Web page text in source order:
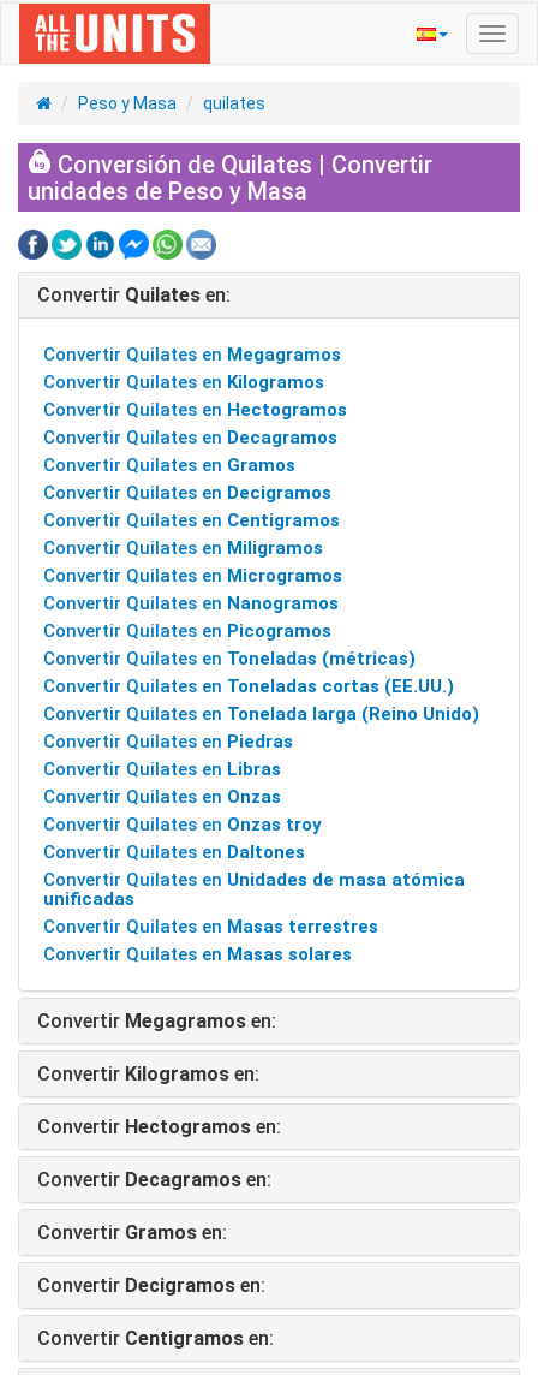
Peso y Masa quilates
Conversión de Quilates | Convertir
unidades de Peso y Masa
Convertir Quilates en:
Convertir Quilates en Megagramos
Convertir Quilates en Kilogramos
Convertir Quilates en Hectogramos
Convertir Quilates en Decagramos
Convertir Quilates en Gramos
Convertir Quilates en Decigramos
Convertir Quilates en Centigramos
Convertir Quilates en Miligramos
Convertir Quilates en Microgramos
Convertir Quilates en Nanogramos
Convertir Quilates en Picogramos
Convertir Quilates en Toneladas (métricas)
Convertir Quilates en Toneladas cortas (EE.UU.)
Convertir Quilates en Tonelada larga (Reino Unido)
Convertir Quilates en Piedras
Convertir Quilates en Libras
Convertir Quilates en Onzas
Convertir Quilates en Onzas troy
Convertir Quilates en Daltones
Convertir Quilates en Unidades de masa atómica
unificadas
Convertir Quilates en Masas terrestres
Convertir Quilates en Masas solares
Convertir Megagramos en:
Convertir Kilogramos en:
Convertir Hectogramos en:
Convertir Decagramos en:
Convertir Gramos en:
Convertir Decigramos en:
Convertir Centigramos en: